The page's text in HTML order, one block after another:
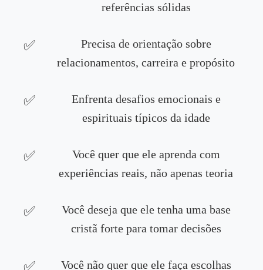
referências sólidas
Precisa de orientação sobre
relacionamentos, carreira e propósito
Enfrenta desafios emocionais e
espirituais típicos da idade
Você quer que ele aprenda com
experiências reais, não apenas teoria
Você deseja que ele tenha uma base
cristã forte para tomar decisões
Você não quer que ele faça escolhas